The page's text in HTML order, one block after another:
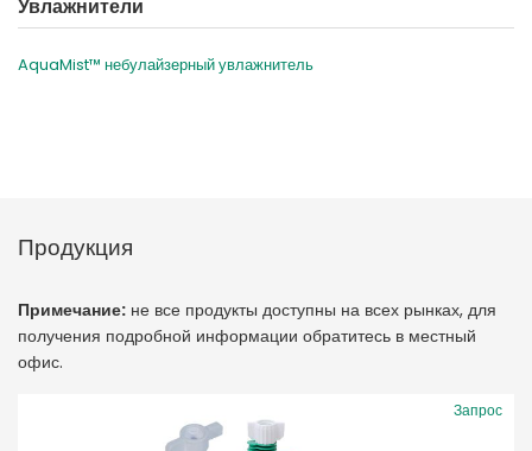
Увлажнители
AquaMist™ небулайзерный увлажнитель
Продукция
Примечание: не все продукты доступны на всех рынках, для
получения подробной информации обратитесь в местный
офис.
Запрос